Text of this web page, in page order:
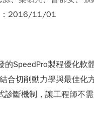
：2016/11/01
的SpeedPro製程優化軟
合切削動力學與最佳
診斷機制，讓工程師不